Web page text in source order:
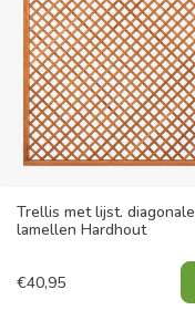
Trellis met lijst. diagonale
lamellen Hardhout
€40,95